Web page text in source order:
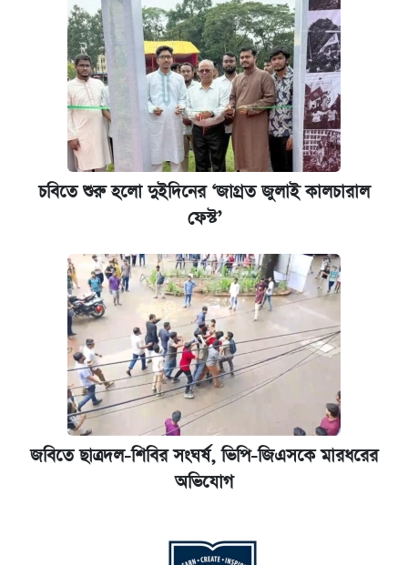
চবিতে শুরু হলো দুইদিনের ‘জাগ্রত জুলাই কালচারাল
ফেস্ট’
জবিতে ছাত্রদল-শিবির সংঘর্ষ, ভিপি-জিএসকে মারধরের
অভিযোগ